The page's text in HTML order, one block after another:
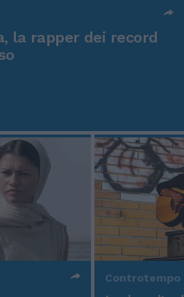
la rapper dei record
Controtempo